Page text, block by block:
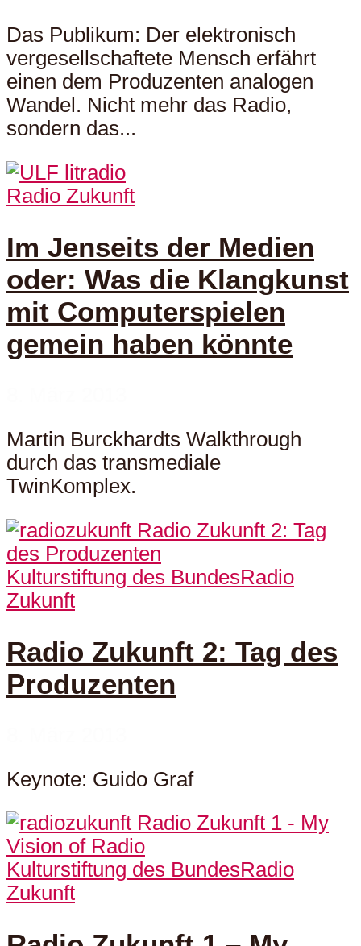
Das Publikum: Der elektronisch
vergesellschaftete Mensch erfährt
einen dem Produzenten analogen
Wandel. Nicht mehr das Radio,
sondern das...
Radio Zukunft
Im Jenseits der Medien
oder: Was die Klangkunst
mit Computerspielen
gemein haben könnte
Martin Burckhardts Walkthrough
durch das transmediale
TwinKomplex.
Kulturstiftung des BundesRadio
Zukunft
Radio Zukunft 2: Tag des
Produzenten
Keynote: Guido Graf
Kulturstiftung des BundesRadio
Zukunft